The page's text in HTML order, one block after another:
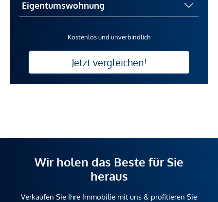
Kostenlos und unverbindlich
Jetzt vergleichen!
Wir holen das Beste für Sie
heraus
Verkaufen Sie Ihre Immobilie mit uns & profitieren Sie